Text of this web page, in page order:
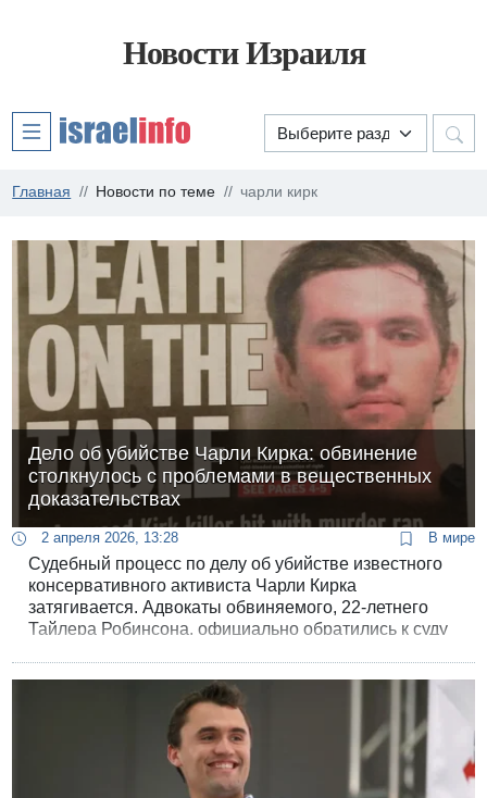
Новости Израиля
Главная Новости по теме чарли кирк
Дело об убийстве Чарли Кирка: обвинение
столкнулось с проблемами в вещественных
доказательствах
2 апреля 2026, 13:28 В мире
Судебный процесс по делу об убийстве известного
консервативного активиста Чарли Кирка
затягивается. Адвокаты обвиняемого, 22-летнего
Тайлера Робинсона, официально обратились к суду
это необходимостью детально изучить колоссальный
объем следственных материалов, а также
результаты анализа боеприпасов, которые могут
сыграть ключевую роль в оправдании их